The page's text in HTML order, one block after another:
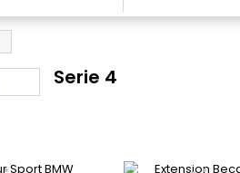
Serie 4